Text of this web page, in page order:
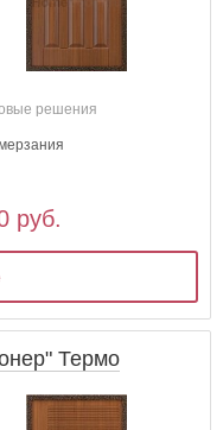
решения
руб.
Термо